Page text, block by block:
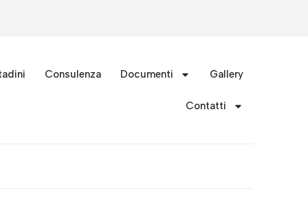
Consulenza Documenti Gallery
Contatti